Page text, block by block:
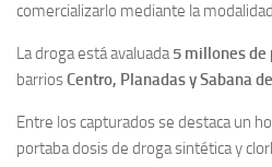
comercializarlo mediante la
La droga está avaluada5 millones de
barriosCentro, Planadas y Sabana
Entre los capturados se destaca un
portaba dosis de droga sintética y